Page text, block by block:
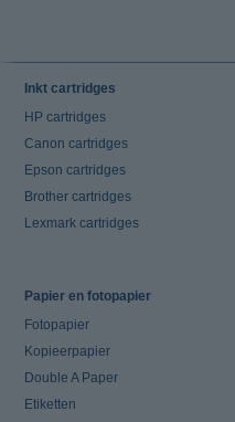
Inkt cartridges
HP cartridges
Canon cartridges
Epson cartridges
Brother cartridges
Lexmark cartridges
Papier en fotopapier
Fotopapier
Kopieerpapier
Double A Paper
Etiketten